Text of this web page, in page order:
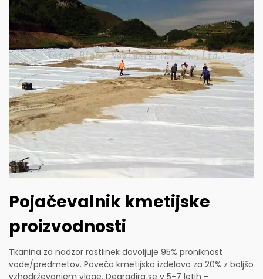
Pojačevalnik kmetijske
proizvodnosti
Tkanina za nadzor rastlinek dovoljuje 95% proniknost
vode/predmetov. Poveča kmetijsko izdelavo za 20% z boljšo